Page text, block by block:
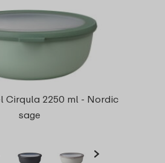
Cirqula 2250 ml - Nordic
sage